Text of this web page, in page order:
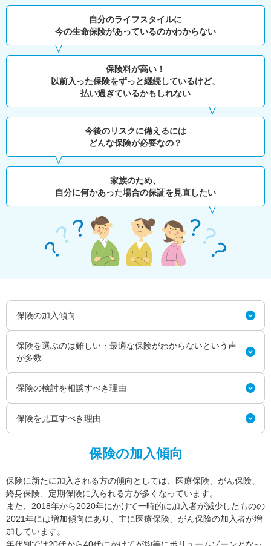
自分のライフスタイルに
今の生命保険があっているのかわからない
保険料が高い！
以前入った保険をずっと継続しているけど、
払い過ぎているかもしれない
今後のリスクに備えるには
どんな保険が必要なの？
家族のため、
自分に何かあった場合の保証を見直したい
保険の加入傾向
保険を選ぶのは難しい・最適な保険がわからないという声
が多数
保険の検討を相談すべき理由
保険を見直すべき理由
保険の加入傾向
保険に新たに加入される方の傾向としては、医療保険、がん保険、
終身保険、定期保険に入られる方が多くなっています。
また、2018年から2020年にかけて一時的に加入者が減少したものの
2021年には増加傾向にあり、主に医療保険、がん保険の加入者が増
加しています。